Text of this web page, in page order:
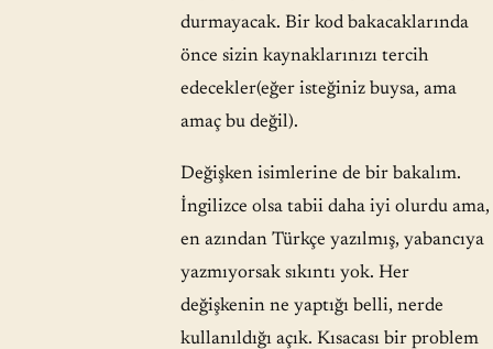
durmayacak. Bir kod bakacaklarında
önce sizin kaynaklarınızı tercih
edecekler(eğer isteğiniz buysa, ama
amaç bu değil).
Değişken isimlerine de bir bakalım.
İngilizce olsa tabii daha iyi olurdu ama,
en azından Türkçe yazılmış, yabancıya
yazmıyorsak sıkıntı yok. Her
değişkenin ne yaptığı belli, nerde
kullanıldığı açık. Kısacası bir problem